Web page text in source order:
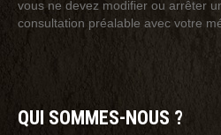
vous ne devez modifier ou arrêter
consultation préalable avec votre
QUI SOMMES-NOUS ?